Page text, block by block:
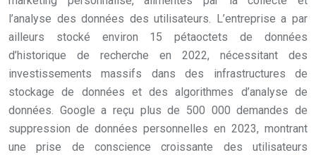
l’analyse des données des utilisateurs. L’entreprise a par
ailleurs stocké environ 15 pétaoctets de données
d’historique de recherche en 2022, nécessitant des
investissements massifs dans des infrastructures de
stockage de données et des algorithmes d’analyse de
données. Google a reçu plus de 500 000 demandes de
suppression de données personnelles en 2023, montrant
une prise de conscience croissante des utilisateurs